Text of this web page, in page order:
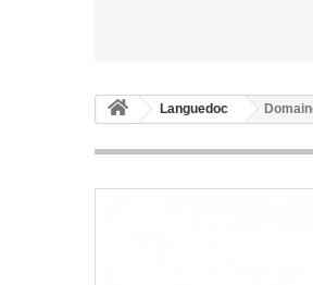
Languedoc